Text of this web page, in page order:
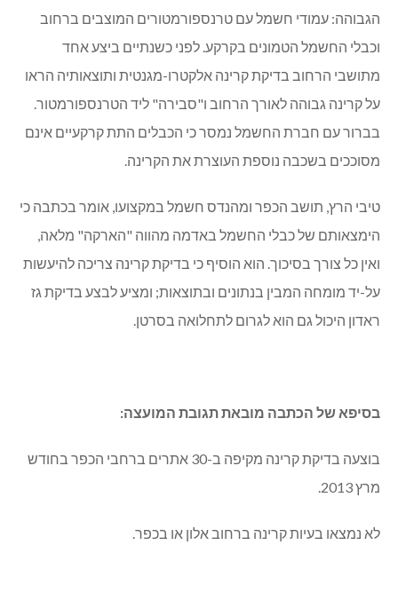
הגבוהה: עמודי חשמל עם טרנספורמטורים המוצבים ברחוב
וכבלי החשמל הטמונים בקרקע. לפני כשנתיים ביצע אחד
מתושבי הרחוב בדיקת קרינה אלקטרו-מגנטית ותוצאותיה הראו
על קרינה גבוהה לאורך הרחוב ו"סבירה" ליד הטרנספורמטור.
בברור עם חברת החשמל נמסר כי הכבלים התת קרקעיים אינם
מסוככים בשכבה נוספת העוצרת את הקרינה.
טיבי הרץ, תושב הכפר ומהנדס חשמל במקצועו, אומר בכתבה כי
הימצאותם של כבלי החשמל באדמה מהווה "הארקה" מלאה,
ואין כל צורך בסיכוך. הוא הוסיף כי בדיקת קרינה צריכה להיעשות
על-יד מומחה המבין בנתונים ובתוצאות; ומציע לבצע בדיקת גז
ראדון היכול גם הוא לגרום לתחלואה בסרטן.
בסיפא של הכתבה מובאת תגובת המועצה:
בוצעה בדיקת קרינה מקיפה ב-30 אתרים ברחבי הכפר בחודש
מרץ 2013.
לא נמצאו בעיות קרינה ברחוב אלון או בכפר.